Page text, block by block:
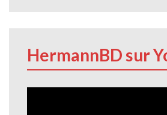
HermannBD sur